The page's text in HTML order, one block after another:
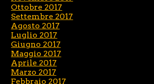
Ottobre 2017
Settembre 2017
Agosto 2017
Luglio 2017
Giugno 2017
Maggio 2017
Aprile 2017
Marzo 2017
Febbraio 2017